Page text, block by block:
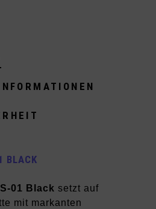
BLACK
01 Black setzt auf
mit markanten